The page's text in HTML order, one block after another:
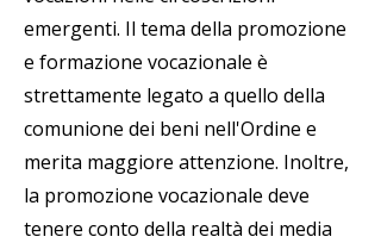
emergenti. Il tema della promozione
e formazione vocazionale è
strettamente legato a quello della
comunione dei beni nell'Ordine e
merita maggiore attenzione. Inoltre,
la promozione vocazionale deve
tenere conto della realtà dei media